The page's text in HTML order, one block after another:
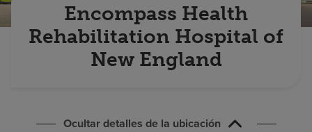
Pagar mi facturaEncompass Health
Rehabilitation Hospital of
New England
Ocultar detalles de la ubicación